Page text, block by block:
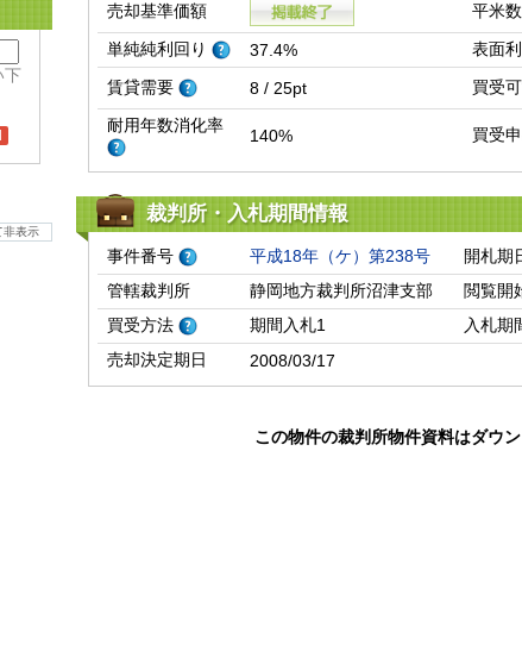
下
非表示
売却基準価額 平米数
単純純利回り
37.4% 表面
賃貸需要
8 / 25pt
買受
耐用年数消化率
140% 買受
裁判所・入札期間情報
事件番号 平成18年（ケ）第238号 開札期
管轄裁判所
静岡地方裁判所沼津支部 閲覧開
買受方法
期間入札1 入札期
売却決定期日
2008/03/17
この物件の裁判所物件資料はダウン